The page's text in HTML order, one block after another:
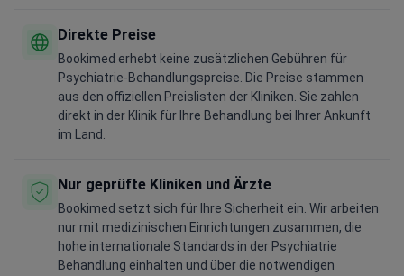
Direkte Preise
Bookimed erhebt keine zusätzlichen Gebühren für
Psychiatrie-Behandlungspreise. Die Preise stammen
aus den offiziellen Preislisten der Kliniken. Sie zahlen
direkt in der Klinik für Ihre Behandlung bei Ihrer Ankunft
im Land.
Nur geprüfte Kliniken und Ärzte
Bookimed setzt sich für Ihre Sicherheit ein. Wir arbeiten
nur mit medizinischen Einrichtungen zusammen, die
hohe internationale Standards in der Psychiatrie
Behandlung einhalten und über die notwendigen